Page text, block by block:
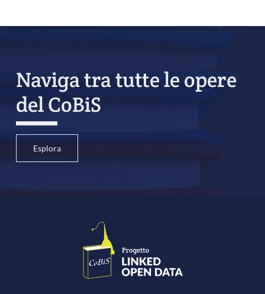
Naviga tra tutte le opere
del CoBiS
Esplora